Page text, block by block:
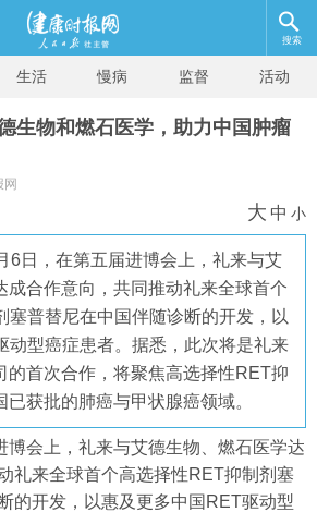
搜索
生活 慢病 监督 活动
生物和燃石医学，助力中国肿瘤
网
大 中 小
6日，在第五届进博会上，礼来与艾
成合作意向，共同推动礼来全球首个
塞普替尼在中国伴随诊断的开发，以
动型癌症患者。据悉，此次将是礼来
的首次合作，将聚焦高选择性RET抑
获批的肺癌与甲状腺癌领域。
博会上，礼来与艾德生物、燃石医学达
礼来全球首个高选择性RET抑制剂塞
的开发，以惠及更多中国RET驱动型